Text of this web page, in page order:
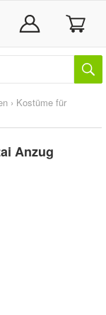
› Kostüme für
Anzug